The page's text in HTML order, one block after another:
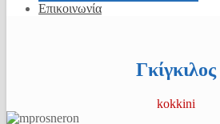
Επικοινωνία
Γκίγκιλος
kokkini